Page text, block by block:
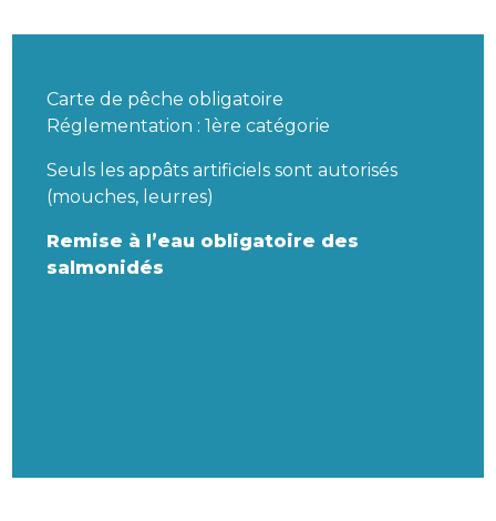
Carte de pêche obligatoire
Réglementation : 1ère catégorie
Seuls les appâts artificiels sont autorisés
(mouches, leurres)
Remise à l’eau obligatoire des
salmonidés